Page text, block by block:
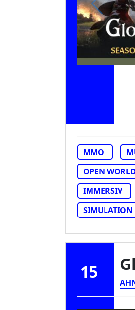
MMO
OPEN WORLD
IMMERSIV
SIMULATION
15